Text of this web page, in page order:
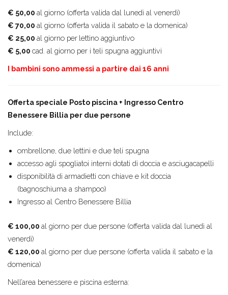
€ 50,00 al giorno (offerta valida dal lunedì al venerdì)
€ 70,00 al giorno (offerta valida il sabato e la domenica)
€ 25,00 al giorno per lettino aggiuntivo
€ 5,00 cad. al giorno per i teli spugna aggiuntivi
I bambini sono ammessi a partire dai 16 anni
Offerta speciale Posto piscina + Ingresso Centro
Benessere Billia per due persone
Include:
ombrellone, due lettini e due teli spugna
accesso agli spogliatoi interni dotati di doccia e asciugacapelli
disponibilità di armadietti con chiave e kit doccia
(bagnoschiuma a shampoo)
Ingresso al Centro Benessere Billia
€ 100,00 al giorno per due persone (offerta valida dal lunedì al
venerdì)
€ 120,00 al giorno per due persone (offerta valida il sabato e la
domenica)
Nell’area benessere e piscina esterna: